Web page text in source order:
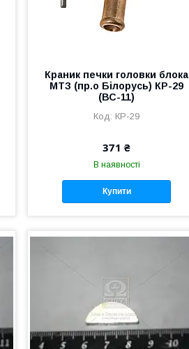
Краник печки головки блока
МТЗ (пр.о Білорусь) КР-29
(ВС-11)
КР-29
371 ₴
В наявності
Купити